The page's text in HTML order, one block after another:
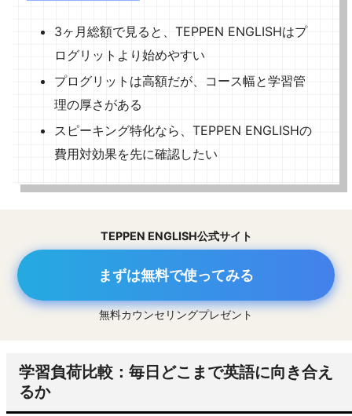
3ヶ月総額で見ると、TEPPEN ENGLISHはプ
ログリットより始めやすい
プログリットは高額だが、コース幅と学習管
理の厚さがある
スピーキング特化なら、TEPPEN ENGLISHの
費用対効果を先に確認したい
TEPPEN ENGLISH公式サイト
まずは無料で使ってみる
無料カウンセリングプレゼント
学習負荷比較：毎日どこまで英語に向き合え
るか